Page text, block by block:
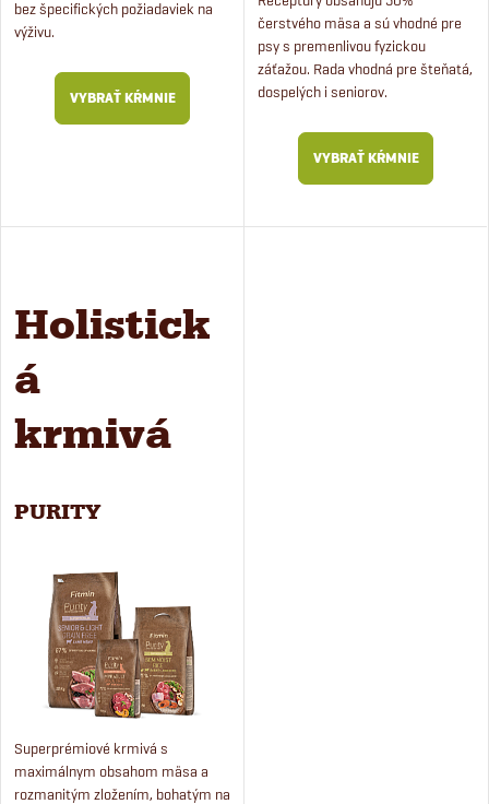
bez špecifických požiadaviek na
výživu.
VYBRAŤ KŔMNIE
čerstvého mäsa a sú vhodné pre
psy s premenlivou fyzickou
záťažou. Rada vhodná pre šteňatá,
dospelých i seniorov.
VYBRAŤ KŔMNIE
Holistick
á
krmivá
PURITY
Superprémiové krmivá s
maximálnym obsahom mäsa a
rozmanitým zložením, bohatým na